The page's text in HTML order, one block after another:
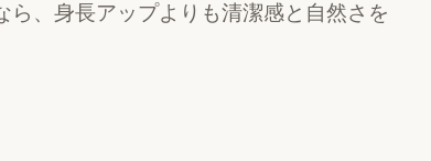
、身長アップよりも清潔感と自然さを